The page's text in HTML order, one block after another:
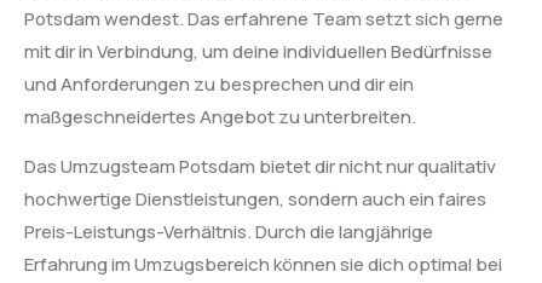
Potsdam wendest. Das erfahrene Team setzt sich gerne
mit dir in Verbindung, um deine individuellen Bedürfnisse
und Anforderungen zu besprechen und dir ein
maßgeschneidertes Angebot zu unterbreiten.
Das Umzugsteam Potsdam bietet dir nicht nur qualitativ
hochwertige Dienstleistungen, sondern auch ein faires
Preis-Leistungs-Verhältnis. Durch die langjährige
Erfahrung im Umzugsbereich können sie dich optimal bei